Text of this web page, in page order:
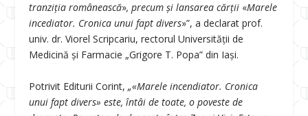
tranziția românească», precum și lansarea cărții «Marele
incediator. Cronica unui fapt divers»”, a declarat prof.
univ. dr. Viorel Scripcariu, rectorul Universității de
Medicină și Farmacie „Grigore T. Popa” din Iași.
Potrivit Editurii Corint,„«Marele incendiator. Cronica
unui fapt divers» este, întâi de toate, o poveste de